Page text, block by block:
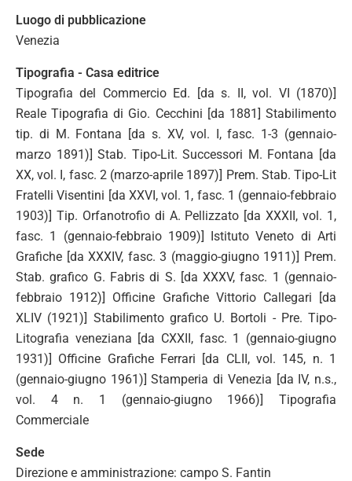
Luogo di pubblicazione
Venezia
Tipografia - Casa editrice
Tipografia del Commercio Ed. [da s. II, vol. VI (1870)]
Reale Tipografia di Gio. Cecchini [da 1881] Stabilimento
tip. di M. Fontana [da s. XV, vol. I, fasc. 1-3 (gennaio-
marzo 1891)] Stab. Tipo-Lit. Successori M. Fontana [da
XX, vol. I, fasc. 2 (marzo-aprile 1897)] Prem. Stab. Tipo-Lit
Fratelli Visentini [da XXVI, vol. 1, fasc. 1 (gennaio-febbraio
1903)] Tip. Orfanotrofio di A. Pellizzato [da XXXII, vol. 1,
fasc. 1 (gennaio-febbraio 1909)] Istituto Veneto di Arti
Grafiche [da XXXIV, fasc. 3 (maggio-giugno 1911)] Prem.
Stab. grafico G. Fabris di S. [da XXXV, fasc. 1 (gennaio-
febbraio 1912)] Officine Grafiche Vittorio Callegari [da
XLIV (1921)] Stabilimento grafico U. Bortoli - Pre. Tipo-
Litografia veneziana [da CXXII, fasc. 1 (gennaio-giugno
1931)] Officine Grafiche Ferrari [da CLII, vol. 145, n. 1
(gennaio-giugno 1961)] Stamperia di Venezia [da IV, n.s.,
vol. 4 n. 1 (gennaio-giugno 1966)] Tipografia
Commerciale
Sede
Direzione e amministrazione: campo S. Fantin